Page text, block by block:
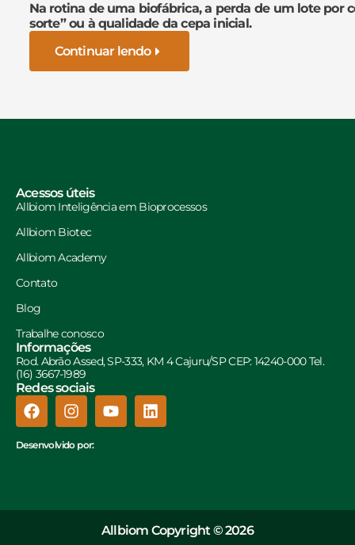
Na rotina de uma biofábrica, a perda de um lote por
sorte” ou à qualidade da cepa inicial.
Continuar lendo
Acessos úteis
Allbiom Inteligência em Bioprocessos
Allbiom Biotec
Allbiom Academy
Contato
Blog
Trabalhe conosco
Informações
Rod. Abrão Assed, SP-333, KM 4 Cajuru/SP CEP: 14240-000 Tel.
(16) 3667-1989
Redes sociais
Desenvolvido por:
Allbiom Copyright © 2026